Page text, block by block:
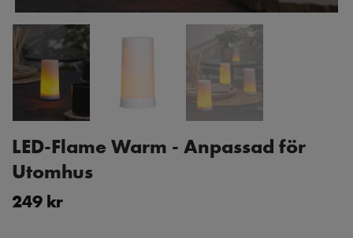
LED-Flame Warm - Anpassad för
Utomhus
249 kr